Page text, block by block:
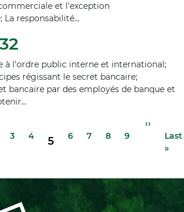
et l'exception
La responsabilité…
à l'ordre public interne et international;
régissant le secret bancaire;
bancaire par des employés de banque et
3
4
5
6
7
8
Page
9
Page
suivante
››
Last
»